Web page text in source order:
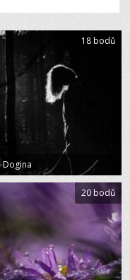
Dogina
18 bodů
20 bodů